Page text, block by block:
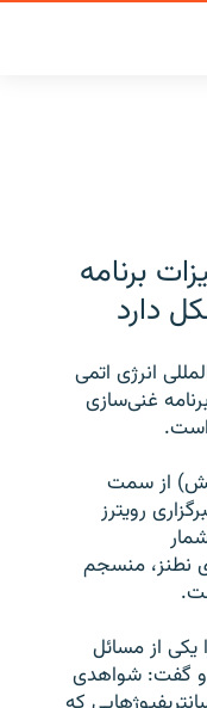
برنامه
دارد
انرژی اتمی
غنی‌سازی
است.
از سمت
رويترز
نطنز، منسجم
يکی از مسائل
و گفت: شواهدی